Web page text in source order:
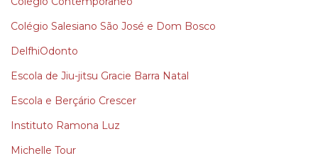
Colégio Salesiano São José e Dom Bosco
DelfhiOdonto
Escola de Jiu-jitsu Gracie Barra Natal
Escola e Berçário Crescer
Instituto Ramona Luz
Michelle Tour